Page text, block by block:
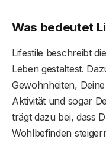
Was bedeutet
Lifestile beschreibt
Leben gestaltest.
Gewohnheiten,
Aktivität und sogar
trägt dazu bei, dass
Wohlbefinden